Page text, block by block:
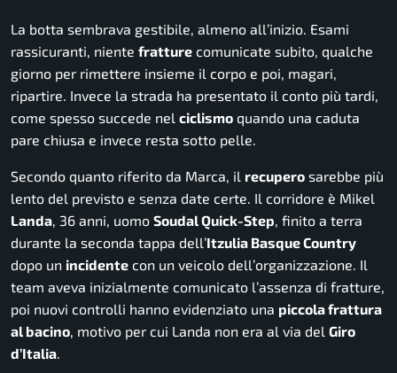
La botta sembrava gestibile, almeno all’inizio. Esami
rassicuranti, niente fratture comunicate subito, qualche
giorno per rimettere insieme il corpo e poi, magari,
ripartire. Invece la strada ha presentato il conto più tardi,
come spesso succede nel ciclismo quando una caduta
pare chiusa e invece resta sotto pelle.
Secondo quanto riferito da Marca, il recupero sarebbe più
lento del previsto e senza date certe. Il corridore è Mikel
Landa, 36 anni, uomo Soudal Quick-Step, finito a terra
durante la seconda tappa dell’Itzulia Basque Country
dopo un incidente con un veicolo dell’organizzazione. Il
team aveva inizialmente comunicato l’assenza di fratture,
poi nuovi controlli hanno evidenziato una piccola frattura
al bacino, motivo per cui Landa non era al via del Giro
d’Italia.